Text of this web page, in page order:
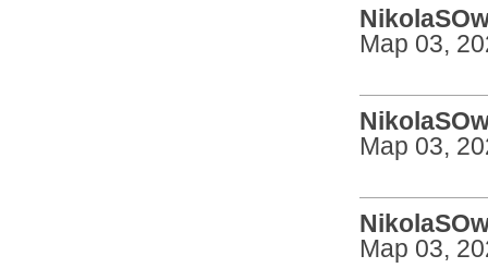
Мар 03,
Мар 03,
Мар 03,